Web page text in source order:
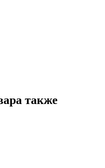
также